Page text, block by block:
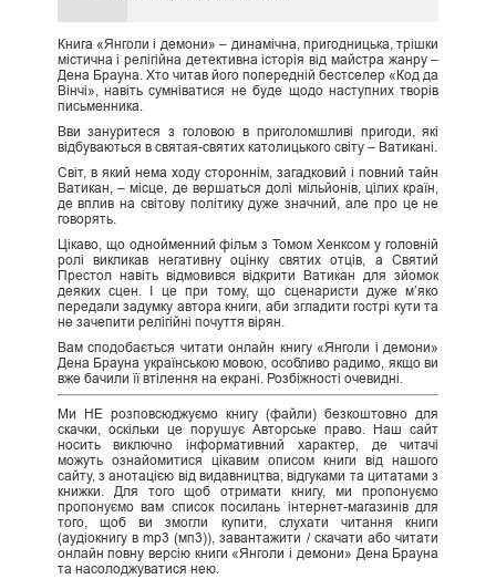
Книга «Янголи і демони» – динамічна, пригодницька, трішки
містична і релігійна детективна історія від майстра жанру –
Дена Брауна. Хто читав його попередній бестселер «Код да
Вінчі», навіть сумніватися не буде щодо наступних творів
письменника.
Вви зануритеся з головою в приголомшливі пригоди, які
відбуваються в святая-святих католицького світу – Ватикані.
Світ, в який нема ходу стороннім, загадковий і повний тайн
Ватикан, – місце, де вершаться долі мільйонів, цілих країн,
де вплив на світову політику дуже значний, але про це не
говорять.
Цікаво, що однойменний фільм з Томом Хенксом у головній
ролі викликав негативну оцінку святих отців, а Святий
Престол навіть відмовився відкрити Ватикан для зйомок
деяких сцен. І це при тому, що сценаристи дуже м’яко
передали задумку автора книги, аби згладити гострі кути та
не зачепити релігійні почуття вірян.
Вам сподобається читати онлайн книгу «Янголи і демони»
Дена Брауна українською мовою, особливо радимо, якщо ви
вже бачили її втілення на екрані. Розбіжності очевидні.
Ми НЕ розповсюджуємо книгу (файли) безкоштовно для
скачки, оскільки це порушує Авторське право. Наш сайт
носить виключно інформативний характер, де читачі
можуть ознайомитися цікавим описом книги від нашого
сайту, з анотацією від видавництва, відгуками та цитатами з
книжки. Для того щоб отримати книгу, ми пропонуємо
пропонуємо вам список посилань інтернет-магазинів для
того, щоб ви змогли купити, слухати читання книги
(аудіокнигу в mp3 (мп3)), завантажити / скачати або читати
онлайн повну версію книги «Янголи і демони» Дена Брауна
та насолоджуватися нею.